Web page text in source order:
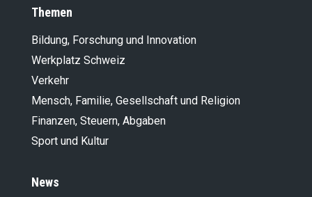
Themen
Bildung, Forschung und Innovation
Werkplatz Schweiz
Verkehr
Mensch, Familie, Gesellschaft und Religion
Finanzen, Steuern, Abgaben
Sport und Kultur
News